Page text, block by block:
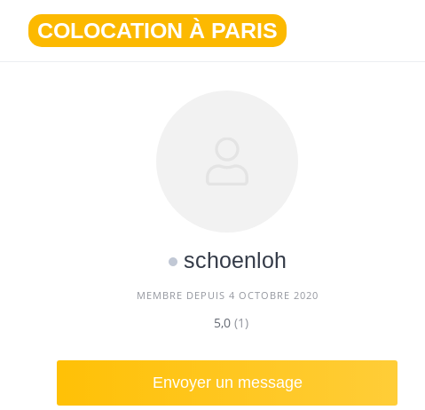
contenu
COLOCATION À PARIS
schoenloh
MEMBRE DEPUIS 4 OCTOBRE 2020
5,0 (1)
Envoyer un message